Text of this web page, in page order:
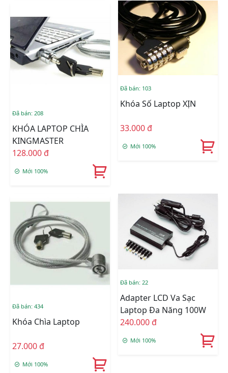
Đã bán: 208
KHÓA LAPTOP CHÌA
KINGMASTER
128.000 đ
Mới 100%
Đã bán: 103
Khóa Số Laptop XỊN
33.000 đ
Mới 100%
Đã bán: 434
Khóa Chìa Laptop
27.000 đ
Mới 100%
Đã bán: 22
Adapter LCD Va Sạc
Laptop Đa Năng 100W
240.000 đ
Mới 100%